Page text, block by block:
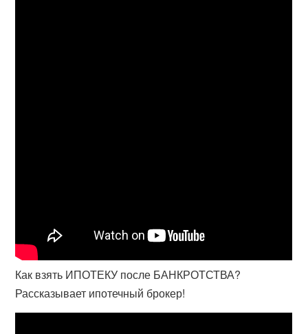
Как взять ИПОТЕКУ после БАНКРОТСТВА?
Рассказывает ипотечный брокер!